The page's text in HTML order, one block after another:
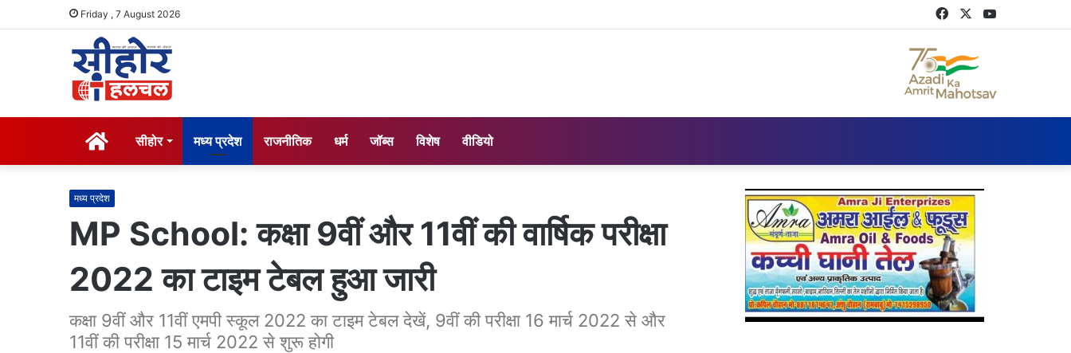
Friday , 7 August 2026 Twitter
Facebook
सीहोर मध्य प्रदेश राजनीतिक धर्म जॉब्स विशेष वीडियो
मध्य प्रदेश
MP School: कक्षा 9वीं और 11वीं की वार्षिक परीक्षा
2022 का टाइम टेबल हुआ जारी
कक्षा 9वीं और 11वीं एमपी स्कूल 2022 का टाइम टेबल देखें, 9वीं की परीक्षा 16 मार्च 2022 से और
11वीं की परीक्षा 15 मार्च 2022 से शुरू होगी